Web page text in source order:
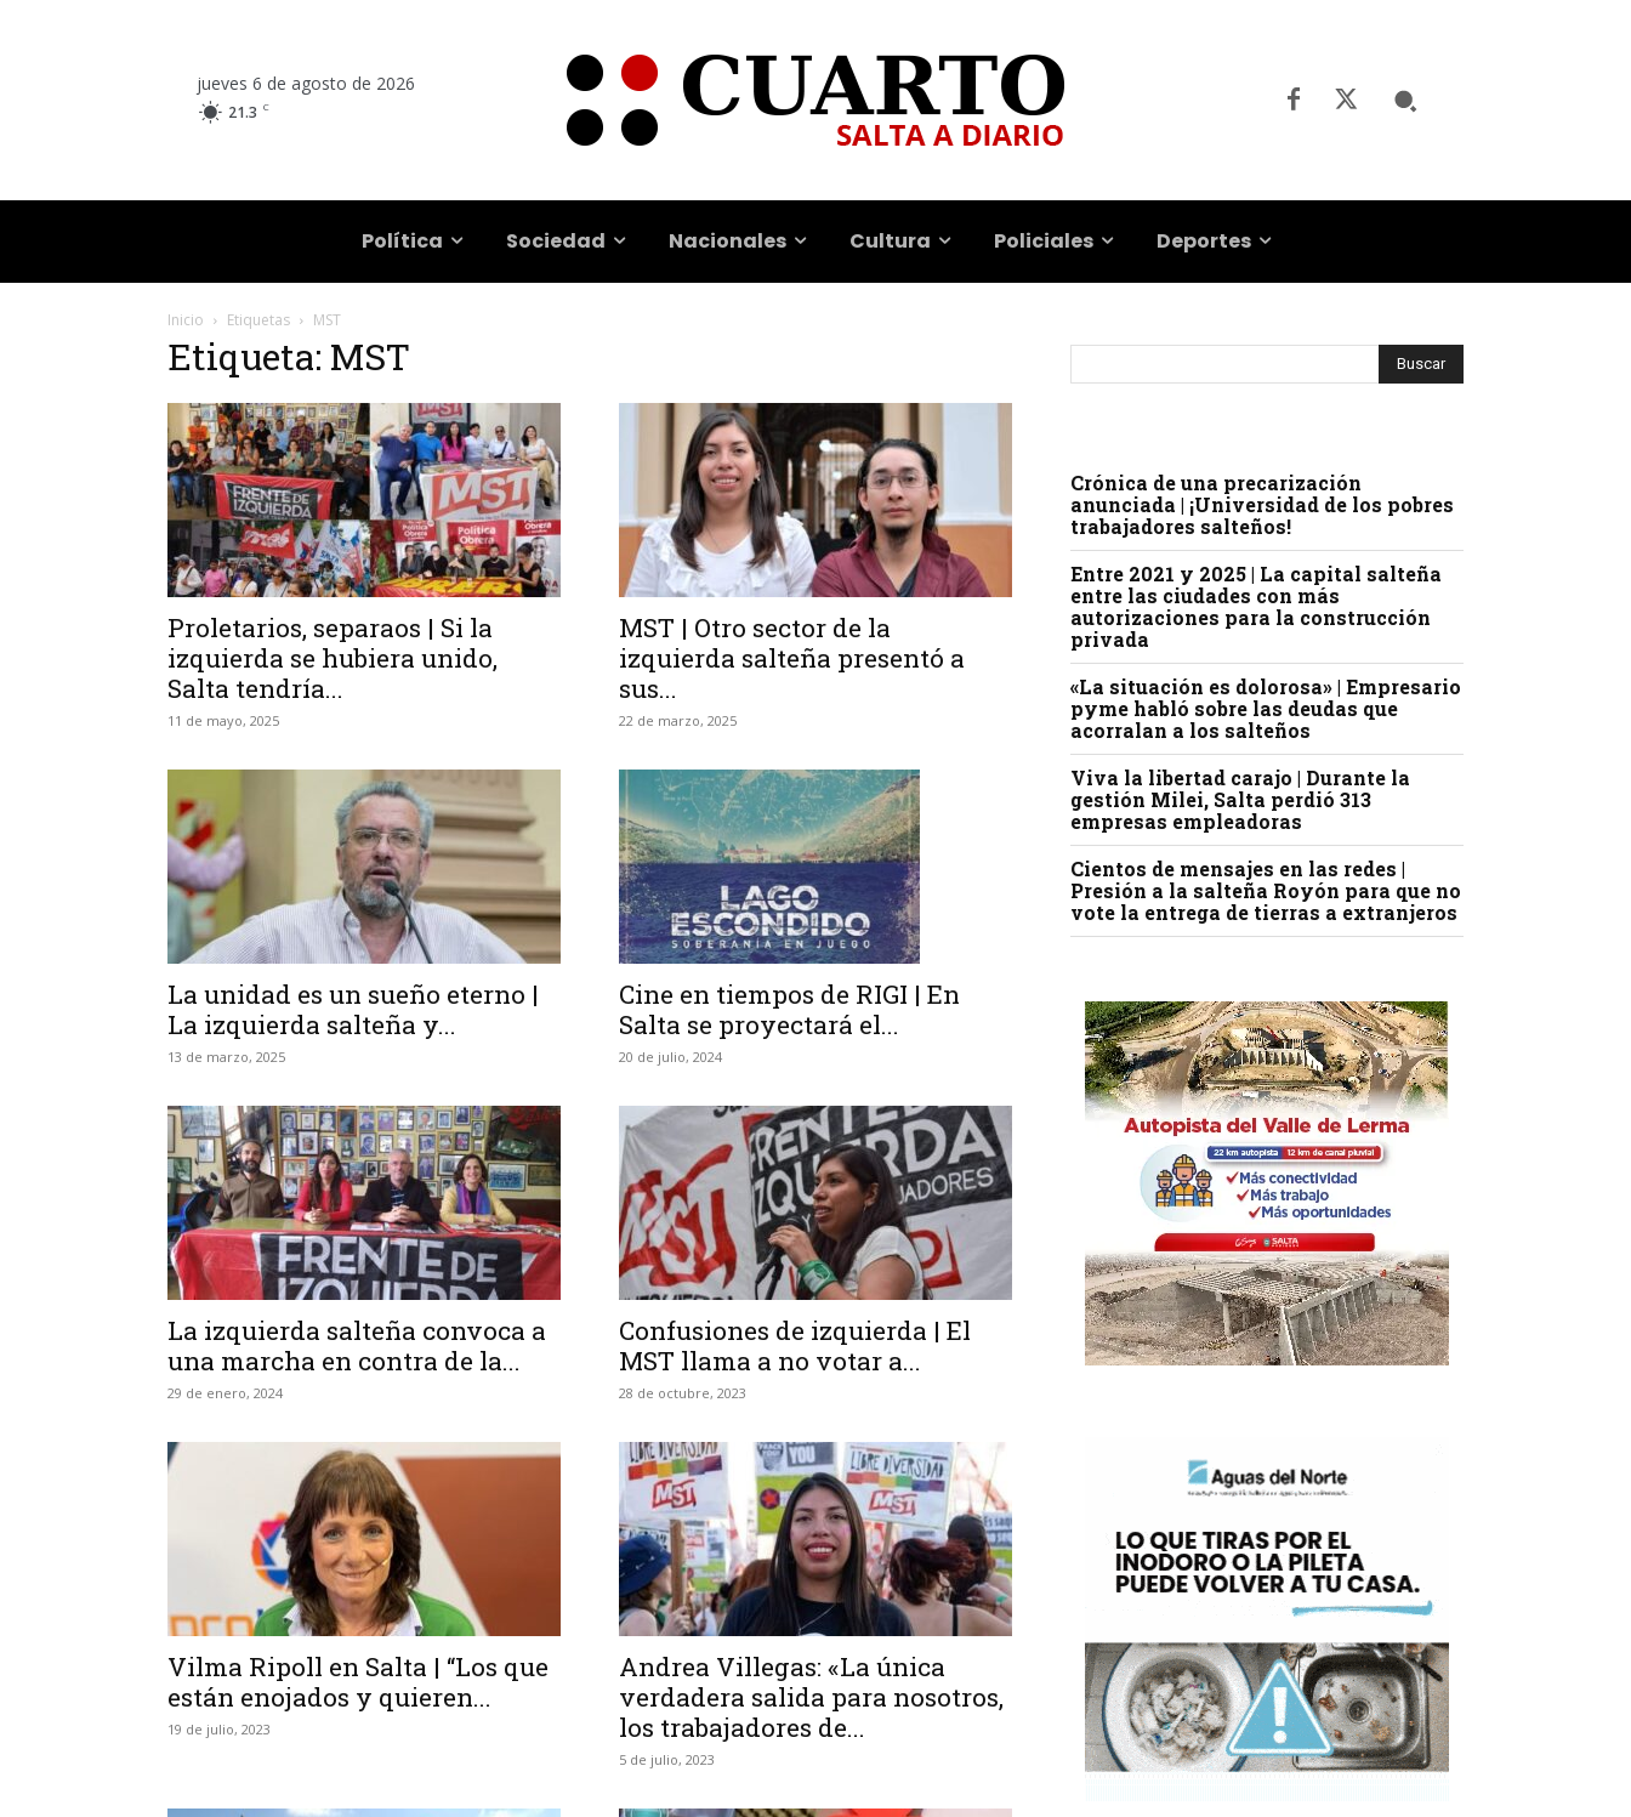
jueves 6 de agosto de 2026
21.3 C
Política Sociedad Nacionales Cultura Policiales Deportes
Inicio Etiquetas MST
Etiqueta: MST
Proletarios, separaos | Si la
izquierda se hubiera unido,
Salta tendría...
11 de mayo, 2025
MST | Otro sector de la
izquierda salteña presentó a
sus...
22 de marzo, 2025
La unidad es un sueño eterno |
La izquierda salteña y...
13 de marzo, 2025
Cine en tiempos de RIGI | En
Salta se proyectará el...
20 de julio, 2024
La izquierda salteña convoca a
una marcha en contra de la...
29 de enero, 2024
Confusiones de izquierda | El
MST llama a no votar a...
28 de octubre, 2023
Vilma Ripoll en Salta | “Los que
están enojados y quieren...
19 de julio, 2023
Andrea Villegas: «La única
verdadera salida para nosotros,
los trabajadores de...
5 de julio, 2023
Crónica de una precarización
anunciada | ¡Universidad de los pobres
trabajadores salteños!
Entre 2021 y 2025 | La capital salteña
entre las ciudades con más
autorizaciones para la construcción
privada
«La situación es dolorosa» | Empresario
pyme habló sobre las deudas que
acorralan a los salteños
Viva la libertad carajo | Durante la
gestión Milei, Salta perdió 313
empresas empleadoras
Cientos de mensajes en las redes |
Presión a la salteña Royón para que no
vote la entrega de tierras a extranjeros